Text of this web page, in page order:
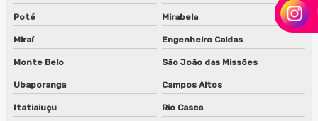
Poté Mirabela
Miraí Engenheiro Caldas
Monte Belo São João das Missões
Ubaporanga Campos Altos
Itatiaiuçu Rio Casca